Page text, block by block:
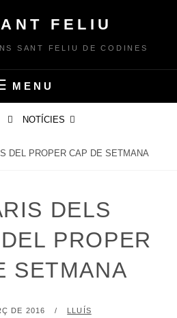
FELIU
SANT FELIU DE CODINES
MENU
NOTÍCIES
DEL PROPER CAP DE SETMANA
DELS
PROPER
SETMANA
DE 2016 BY
LLUÍS